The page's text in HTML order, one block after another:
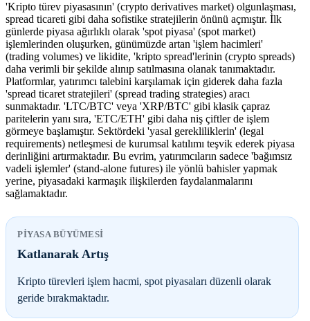
'Kripto türev piyasasının' (crypto derivatives market) olgunlaşması,
spread ticareti gibi daha sofistike stratejilerin önünü açmıştır. İlk
günlerde piyasa ağırlıklı olarak 'spot piyasa' (spot market)
işlemlerinden oluşurken, günümüzde artan 'işlem hacimleri'
(trading volumes) ve likidite, 'kripto spread'lerinin (crypto spreads)
daha verimli bir şekilde alınıp satılmasına olanak tanımaktadır.
Platformlar, yatırımcı talebini karşılamak için giderek daha fazla
'spread ticaret stratejileri' (spread trading strategies) aracı
sunmaktadır. 'LTC/BTC' veya 'XRP/BTC' gibi klasik çapraz
paritelerin yanı sıra, 'ETC/ETH' gibi daha niş çiftler de işlem
görmeye başlamıştır. Sektördeki 'yasal gerekliliklerin' (legal
requirements) netleşmesi de kurumsal katılımı teşvik ederek piyasa
derinliğini artırmaktadır. Bu evrim, yatırımcıların sadece 'bağımsız
vadeli işlemler' (stand-alone futures) ile yönlü bahisler yapmak
yerine, piyasadaki karmaşık ilişkilerden faydalanmalarını
sağlamaktadır.
PIYASA BÜYÜMESI
Katlanarak Artış
Kripto türevleri işlem hacmi, spot piyasaları düzenli olarak
geride bırakmaktadır.